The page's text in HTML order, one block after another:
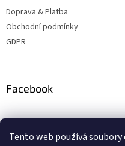
Tento web používá
Doprava & Platba
Obchodní podmínky
GDPR
Facebook
Instagram